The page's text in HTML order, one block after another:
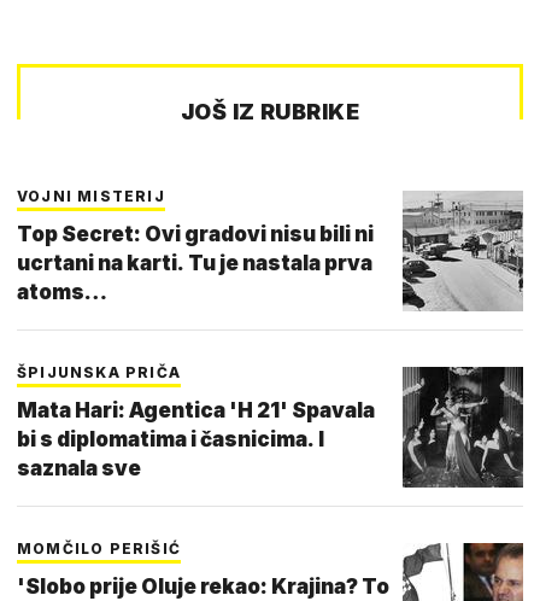
JOŠ IZ RUBRIKE
VOJNI MISTERIJ
Top Secret: Ovi gradovi nisu bili ni
ucrtani na karti. Tu je nastala prva
atoms…
ŠPIJUNSKA PRIČA
Mata Hari: Agentica 'H 21' Spavala
bi s diplomatima i časnicima. I
saznala sve
MOMČILO PERIŠIĆ
'Slobo prije Oluje rekao: Krajina? To